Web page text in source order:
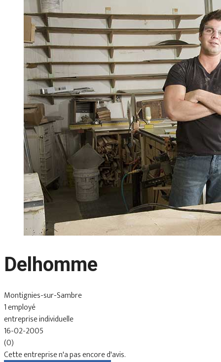
Delhomme
Montignies-sur-Sambre
1 employé
entreprise individuelle
16-02-2005
(0)
Cette entreprise n'a pas encore d'avis.